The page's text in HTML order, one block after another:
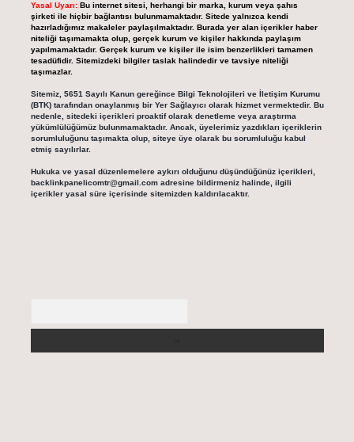
Yasal Uyarı: Bu internet sitesi, herhangi bir marka, kurum veya şahıs
şirketi ile hiçbir bağlantısı bulunmamaktadır. Sitede yalnızca kendi
hazırladığımız makaleler paylaşılmaktadır. Burada yer alan içerikler haber
niteliği taşımamakta olup, gerçek kurum ve kişiler hakkında paylaşım
yapılmamaktadır. Gerçek kurum ve kişiler ile isim benzerlikleri tamamen
tesadüfidir. Sitemizdeki bilgiler taslak halindedir ve tavsiye niteliği
taşımazlar.
Sitemiz, 5651 Sayılı Kanun gereğince Bilgi Teknolojileri ve İletişim Kurumu
(BTK) tarafından onaylanmış bir Yer Sağlayıcı olarak hizmet vermektedir. Bu
nedenle, sitedeki içerikleri proaktif olarak denetleme veya araştırma
yükümlülüğümüz bulunmamaktadır. Ancak, üyelerimiz yazdıkları içeriklerin
sorumluluğunu taşımakta olup, siteye üye olarak bu sorumluluğu kabul
etmiş sayılırlar.
Hukuka ve yasal düzenlemelere aykırı olduğunu düşündüğünüz içerikleri,
backlinkpanelicomtr@gmail.comadresine bildirmeniz halinde, ilgili
içerikler yasal süre içerisinde sitemizden kaldırılacaktır.